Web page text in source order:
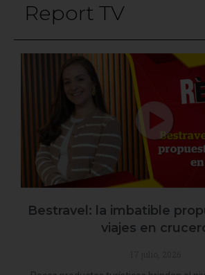
Report TV
Bestravel: la imbatible
viajes en